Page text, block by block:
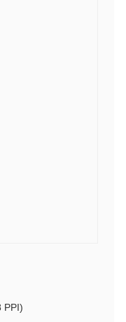
PPI)